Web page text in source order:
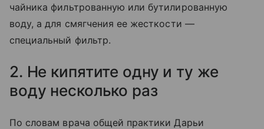
чайника фильтрованную или бутилированную
воду, а для смягчения ее жесткости —
специальный фильтр.
2. Не кипятите одну и ту же
воду несколько раз
По словам врача общей практики Дарьи